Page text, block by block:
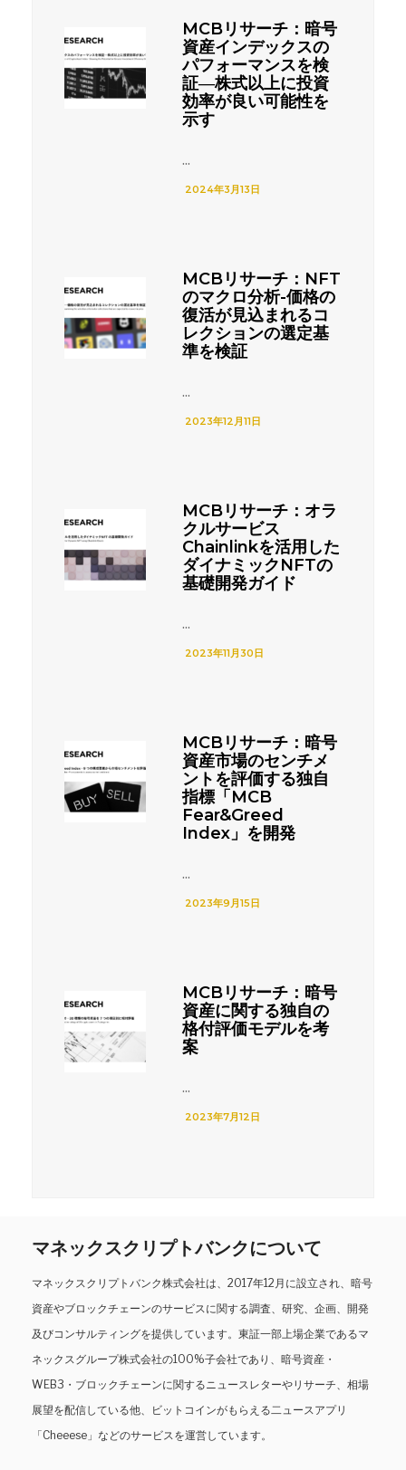
MCBリサーチ：暗号
資産インデックスの
パフォーマンスを検
証―株式以上に投資
効率が良い可能性を
示す
...
2024年3月13日
MCBリサーチ：NFT
のマクロ分析-価格の
復活が見込まれるコ
レクションの選定基
準を検証
...
2023年12月11日
MCBリサーチ：オラ
クルサービス
Chainlinkを活用した
ダイナミックNFTの
基礎開発ガイド
...
2023年11月30日
MCBリサーチ：暗号
資産市場のセンチメ
ントを評価する独自
指標「MCB
Fear&Greed
Index」を開発
...
2023年9月15日
MCBリサーチ：暗号
資産に関する独自の
格付評価モデルを考
案
...
2023年7月12日
マネックスクリプトバンクについて
マネックスクリプトバンク株式会社は、2017年12月に設立され、暗号
資産やブロックチェーンのサービスに関する調査、研究、企画、開発
及びコンサルティングを提供しています。東証一部上場企業であるマ
ネックスグループ株式会社の100%子会社であり、暗号資産・
WEB3・ブロックチェーンに関するニュースレターやリサーチ、相場
展望を配信している他、ビットコインがもらえる二ュースアプリ
「Cheeese」などのサービスを運営しています。